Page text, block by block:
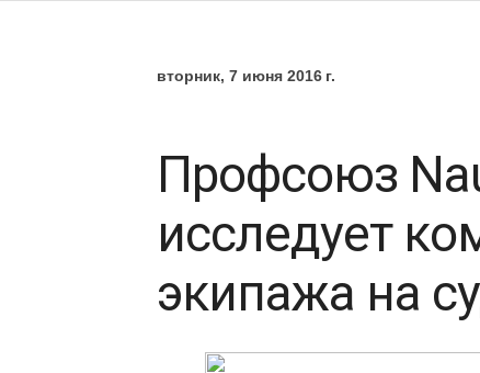
вторник, 7 июня 2016 г.
Профсоюз
исследует
экипажа на